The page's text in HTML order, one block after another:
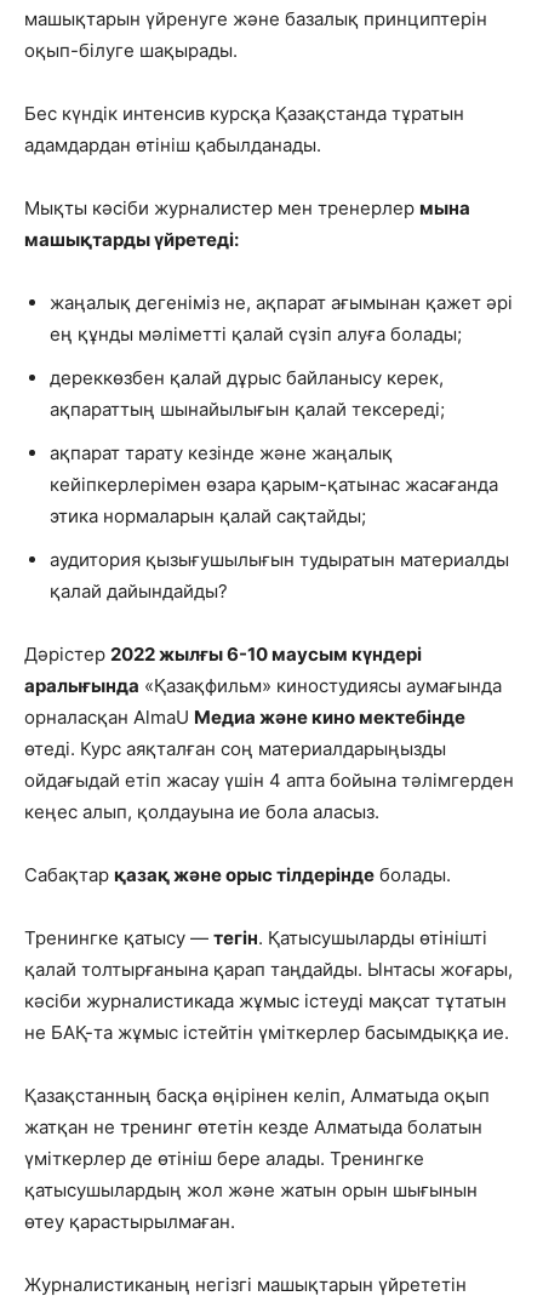
машықтарын үйренуге және базалық принциптерін
оқып-білуге шақырады.
Бес күндік интенсив курсқа Қазақстанда тұратын
адамдардан өтініш қабылданады.
Мықты кәсіби журналистер мен тренерлер мына
машықтарды үйретеді:
жаңалық дегеніміз не, ақпарат ағымынан қажет әрі
ең құнды мәліметті қалай сүзіп алуға болады;
дереккөзбен қалай дұрыс байланысу керек,
ақпараттың шынайылығын қалай тексереді;
ақпарат тарату кезінде және жаңалық
кейіпкерлерімен өзара қарым-қатынас жасағанда
этика нормаларын қалай сақтайды;
аудитория қызығушылығын тудыратын материалды
қалай дайындайды?
Дәрістер 2022 жылғы 6-10 маусым күндері
аралығында «Қазақфильм» киностудиясы аумағында
орналасқан AlmaU Медиа және кино мектебінде
өтеді. Курс аяқталған соң материалдарыңызды
ойдағыдай етіп жасау үшін 4 апта бойына тәлімгерден
кеңес алып, қолдауына ие бола аласыз.
Сабақтар қазақ және орыс тілдерінде болады.
Тренингке қатысу — тегін. Қатысушыларды өтінішті
қалай толтырғанына қарап таңдайды. Ынтасы жоғары,
кәсіби журналистикада жұмыс істеуді мақсат тұтатын
не БАҚ-та жұмыс істейтін үміткерлер басымдыққа ие.
Қазақстанның басқа өңірінен келіп, Алматыда оқып
жатқан не тренинг өтетін кезде Алматыда болатын
үміткерлер де өтініш бере алады. Тренингке
қатысушылардың жол және жатын орын шығынын
өтеу қарастырылмаған.
Журналистиканың негізгі машықтарын үйрететін